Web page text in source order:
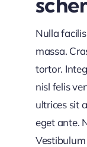
Nulla
massa.
tortor.
nisl felis
ultrices sit
eget ante.